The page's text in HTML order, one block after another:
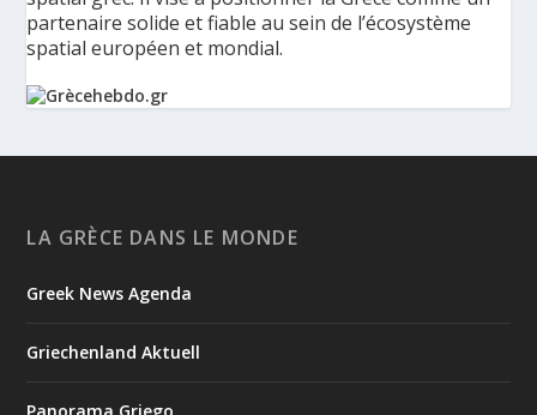
partenaire solide et fiable au sein de l’écosystème
spatial européen et mondial.
350 millions d’euros pour renforcer la sécurité,
l’Intelligence artificielle a présenté les principaux axes de
la Grèce, une initiative de 350 millions d’euros destinée à
LA GRÈCE DANS LE MONDE
Greek News Agenda
Griechenland Aktuell